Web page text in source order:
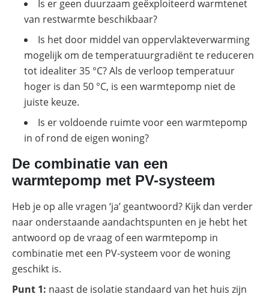
Is er geen duurzaam geëxploiteerd warmtenet
van restwarmte beschikbaar?
Is het door middel van oppervlakteverwarming
mogelijk om de temperatuurgradiënt te reduceren
tot idealiter 35 °C? Als de verloop temperatuur
hoger is dan 50 °C, is een warmtepomp niet de
juiste keuze.
Is er voldoende ruimte voor een warmtepomp
in of rond de eigen woning?
De combinatie van een
warmtepomp met PV-systeem
Heb je op alle vragen ‘ja’ geantwoord? Kijk dan verder
naar onderstaande aandachtspunten en je hebt het
antwoord op de vraag of een warmtepomp in
combinatie met een PV-systeem voor de woning
geschikt is.
Punt 1: naast de isolatie standaard van het huis zijn